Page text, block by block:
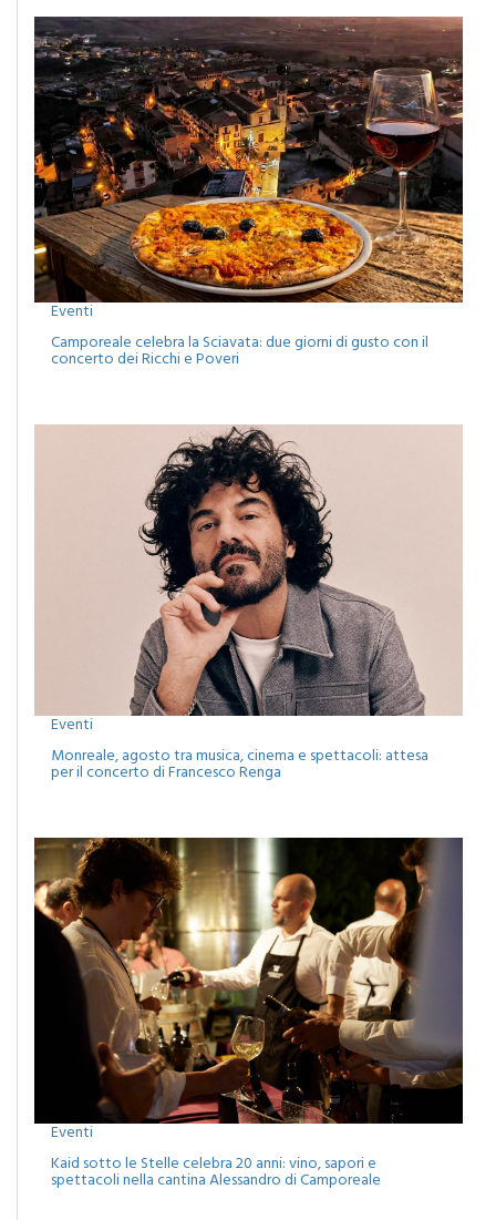
Eventi
Camporeale celebra la Sciavata: due giorni di gusto con il
Eventi
Monreale, agosto tra musica, cinema e spettacoli: attesa
Eventi
Kaid sotto le Stelle celebra 20 anni: vino, sapori e